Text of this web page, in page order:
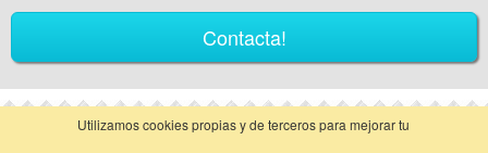
Utilizamos cookies propias y de terceros para mejorar tu